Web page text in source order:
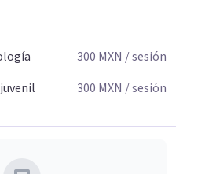
300 MXN / sesión
300 MXN / sesión